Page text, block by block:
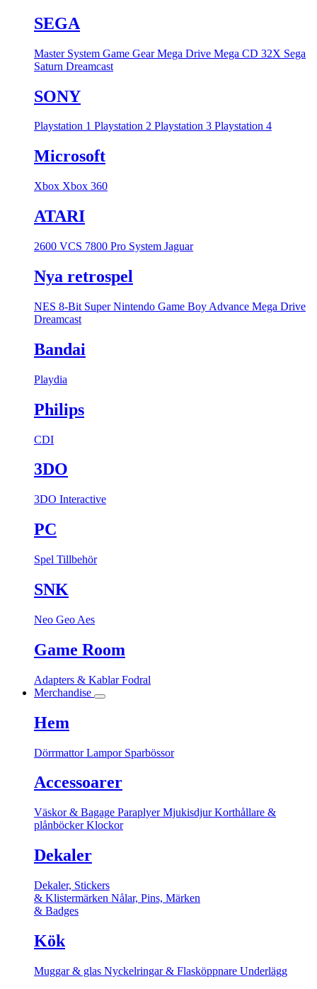
SEGA
Master System Game GearMega Drive Mega CD 32X Sega
Saturn Dreamcast
SONY
Playstation 1 Playstation 2 Playstation 3 Playstation 4
Microsoft
Xbox Xbox 360
ATARI
2600 VCS 7800 Pro System Jaguar
Nya retrospel
NES 8-Bit Super Nintendo Game Boy Advance Mega Drive
Dreamcast
Bandai
Playdia
Philips
CDI
3DO
3DO Interactive
PC
Spel Tillbehör
SNK
Neo Geo Aes
Game Room
Adapters & KablarFodral
Merchandise
Hem
DörrmattorLampor Sparbössor
Accessoarer
Väskor & Bagage ParaplyerMjukisdjurKorthållare &
plånböckerKlockor
Dekaler
Dekaler, Stickers
& Klistermärken Nålar, Pins, Märken
& Badges
Kök
Muggar & glas Nyckelringar & Flasköppnare Underlägg